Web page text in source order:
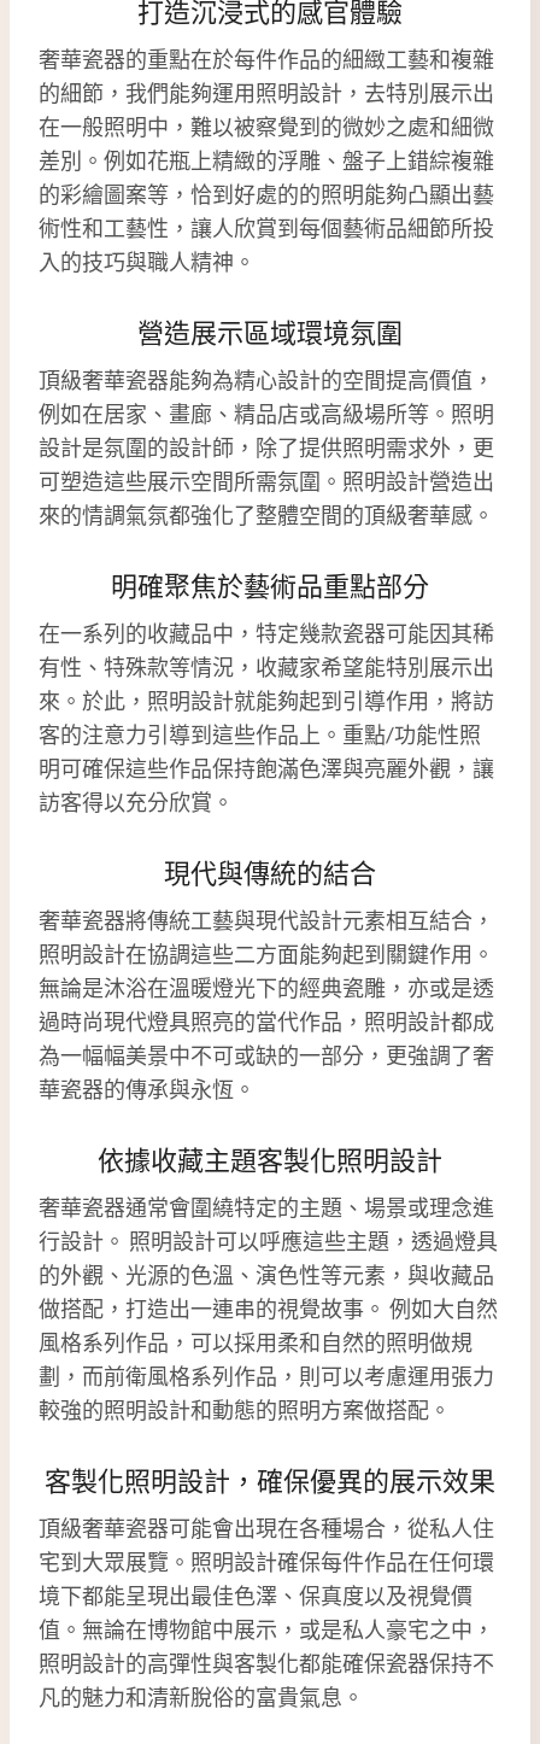
打造沉浸式的感官體驗
奢華瓷器的重點在於每件作品的細緻工藝和複雜
的細節，我們能夠運用照明設計，去特別展示出
在一般照明中，難以被察覺到的微妙之處和細微
差別。例如花瓶上精緻的浮雕、盤子上錯綜複雜
的彩繪圖案等，恰到好處的的照明能夠凸顯出藝
術性和工藝性，讓人欣賞到每個藝術品細節所投
入的技巧與職人精神。
營造展示區域環境氛圍
頂級奢華瓷器能夠為精心設計的空間提高價值，
例如在居家、畫廊、精品店或高級場所等。照明
設計是氛圍的設計師，除了提供照明需求外，更
可塑造這些展示空間所需氛圍。照明設計營造出
來的情調氣氛都強化了整體空間的頂級奢華感。
明確聚焦於藝術品重點部分
在一系列的收藏品中，特定幾款瓷器可能因其稀
有性、特殊款等情況，收藏家希望能特別展示出
來。於此，照明設計就能夠起到引導作用，將訪
客的注意力引導到這些作品上。重點/功能性照
明可確保這些作品保持飽滿色澤與亮麗外觀，讓
訪客得以充分欣賞。
現代與傳統的結合
奢華瓷器將傳統工藝與現代設計元素相互結合，
照明設計在協調這些二方面能夠起到關鍵作用。
無論是沐浴在溫暖燈光下的經典瓷雕，亦或是透
過時尚現代燈具照亮的當代作品，照明設計都成
為一幅幅美景中不可或缺的一部分，更強調了奢
華瓷器的傳承與永恆。
依據收藏主題客製化照明設計
奢華瓷器通常會圍繞特定的主題、場景或理念進
行設計。 照明設計可以呼應這些主題，透過燈具
的外觀、光源的色溫、演色性等元素，與收藏品
做搭配，打造出一連串的視覺故事。 例如大自然
風格系列作品，可以採用柔和自然的照明做規
劃，而前衛風格系列作品，則可以考慮運用張力
較強的照明設計和動態的照明方案做搭配。
客製化照明設計，確保優異的展示效果
頂級奢華瓷器可能會出現在各種場合，從私人住
宅到大眾展覽。照明設計確保每件作品在任何環
境下都能呈現出最佳色澤、保真度以及視覺價
值。無論在博物館中展示，或是私人豪宅之中，
照明設計的高彈性與客製化都能確保瓷器保持不
凡的魅力和清新脫俗的富貴氣息。